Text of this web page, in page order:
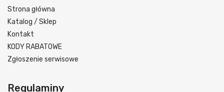
Strona główna
Katalog / Sklep
Kontakt
KODY RABATOWE
Zgłoszenie serwisowe
Regulaminy